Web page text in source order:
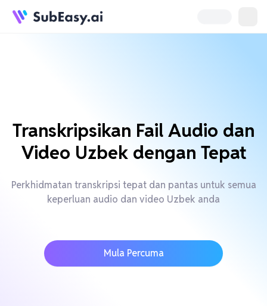
Transkripsikan Fail Audio dan
Video Uzbek dengan Tepat
Perkhidmatan transkripsi tepat dan pantas untuk semua
keperluan audio dan video Uzbek anda
Mula Percuma